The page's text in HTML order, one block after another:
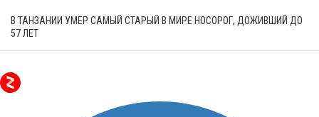
В ТАНЗАНИИ УМЕР САМЫЙ СТАРЫЙ В МИРЕ НОСОРОГ, ДОЖИВШИЙ ДО
57 ЛЕТ